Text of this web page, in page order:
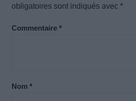
obligatoires sont indiqués avec *
Commentaire *
Nom *